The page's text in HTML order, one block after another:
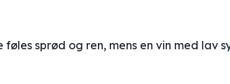
sprød og ren, mens en vin med lav